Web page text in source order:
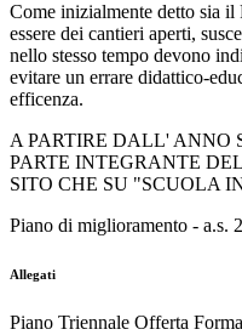
Come inizialmente detto sia
essere dei cantieri aperti,
nello stesso tempo devono
evitare un errare
efficenza.
A PARTIRE DALL' ANNO
PARTE INTEGRANTE
SITO CHE SU "SCUOLA
Piano di miglioramento - a.s.
Allegati
Piano Triennale Offerta